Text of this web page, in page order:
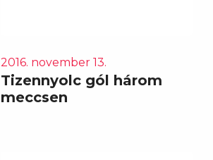
2016. november 13.
Tizennyolc gól három
meccsen